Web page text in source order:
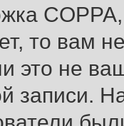
то вам
это не
записи.